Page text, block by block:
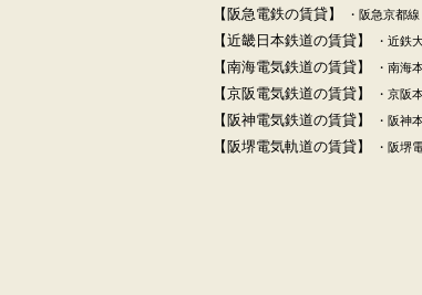
【阪急電鉄の賃貸】 ・阪急京都線
【近畿日本鉄道の賃貸】 ・近鉄
【南海電気鉄道の賃貸】 ・南海
【京阪電気鉄道の賃貸】 ・京阪
【阪神電気鉄道の賃貸】 ・阪神
【阪堺電気軌道の賃貸】 ・阪堺